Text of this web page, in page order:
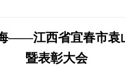
——江西省宜春市袁
暨表彰大会